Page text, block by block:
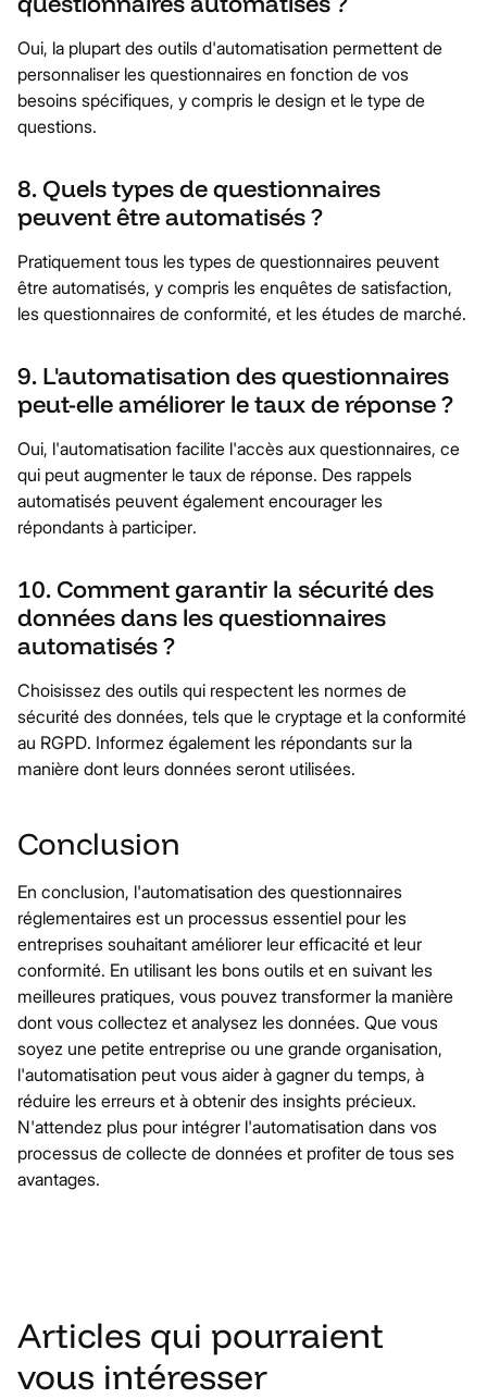
Oui, la plupart des outils d'automatisation permettent de
personnaliser les questionnaires en fonction de vos
besoins spécifiques, y compris le design et le type de
questions.
8. Quels types de questionnaires
peuvent être automatisés ?
Pratiquement tous les types de questionnaires peuvent
être automatisés, y compris les enquêtes de satisfaction,
les questionnaires de conformité, et les études de marché.
9. L'automatisation des questionnaires
peut-elle améliorer le taux de réponse ?
Oui, l'automatisation facilite l'accès aux questionnaires, ce
qui peut augmenter le taux de réponse. Des rappels
automatisés peuvent également encourager les
répondants à participer.
10. Comment garantir la sécurité des
données dans les questionnaires
automatisés ?
Choisissez des outils qui respectent les normes de
sécurité des données, tels que le cryptage et la conformité
au RGPD. Informez également les répondants sur la
manière dont leurs données seront utilisées.
Conclusion
En conclusion, l'automatisation des questionnaires
réglementaires est un processus essentiel pour les
entreprises souhaitant améliorer leur efficacité et leur
conformité. En utilisant les bons outils et en suivant les
meilleures pratiques, vous pouvez transformer la manière
dont vous collectez et analysez les données. Que vous
soyez une petite entreprise ou une grande organisation,
l'automatisation peut vous aider à gagner du temps, à
réduire les erreurs et à obtenir des insights précieux.
N'attendez plus pour intégrer l'automatisation dans vos
processus de collecte de données et profiter de tous ses
avantages.
Articles qui pourraient
vous intéresser